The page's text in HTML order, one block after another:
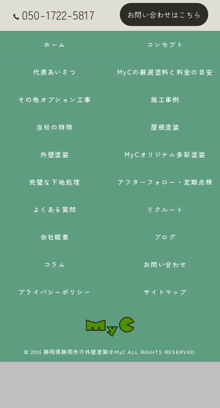
050-1722-5817 お問い合わせはこちら
ホーム コンセプト
代表あいさつ MyCの厳選塗料と料金の目安
その他オプション工事 施工事例
当社の特徴 屋根塗装
外壁塗装 MyCオリジナル多彩塗装
完璧な下地処理 アフターフォロー・定期点検
よくある質問 リクルート
会社概要 ブログ
コラム お問い合わせ
プライバシーポリシー サイトマップ
© 2026 静岡県静岡市の外壁塗装はMyC ALL RIGHTS RESERVED.